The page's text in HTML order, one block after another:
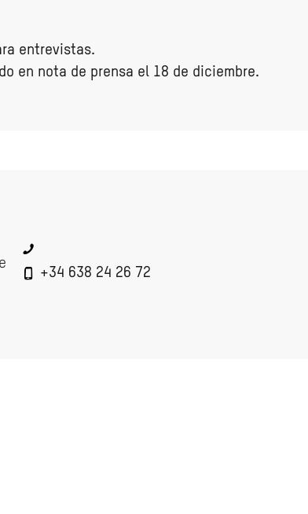
entrevistas.
en nota de prensa el 18 de diciembre.
+34 638 24 26 72